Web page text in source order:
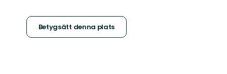
stjärnor
Betygsätt denna plats